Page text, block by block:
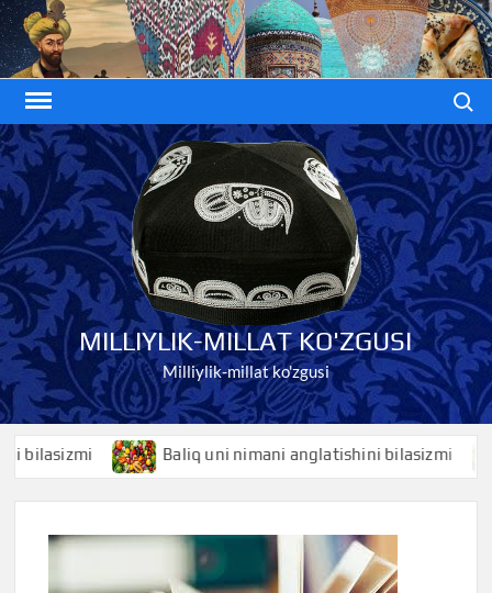
Skip
to
content
MILLIYLIK-MILLAT KO'ZGUSI
Milliylik-millat ko'zgusi
Baliq uni nimani anglatishini bilasizmi